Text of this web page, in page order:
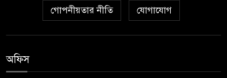
গোপনীয়তার নীতি যোগাযোগ
অফিস